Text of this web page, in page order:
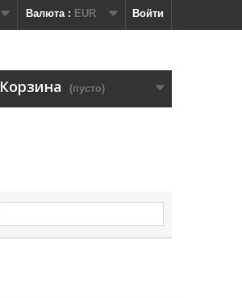
Войти
Валюта : EUR
Корзина (пусто)